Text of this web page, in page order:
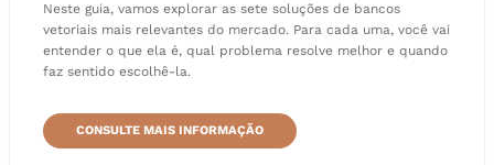
Neste guia, vamos explorar as sete soluções de bancos
vetoriais mais relevantes do mercado. Para cada uma, você vai
entender o que ela é, qual problema resolve melhor e quando
faz sentido escolhê-la.
CONSULTE MAIS INFORMAÇÃO